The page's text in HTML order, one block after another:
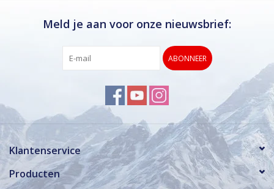
Meld je aan voor onze nieuwsbrief:
ABONNEER
Klantenservice
Producten